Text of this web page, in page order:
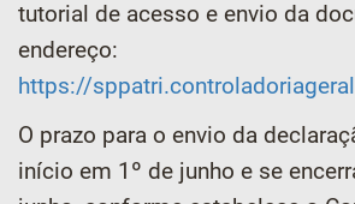
tutorial de acesso e envio da
endereço:
https://
O prazo para o envio da
início em 1º de junho e se